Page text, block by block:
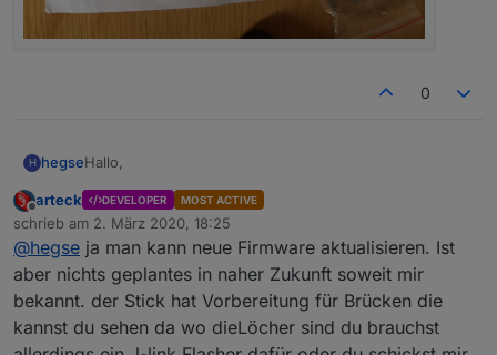
0
H hegseHallo,
nutze momentan auch noch den CC2531 Stick. Läuft
soweit. Wie schaut es bei dem neuen Stick in Zukunft
aus? Kann ich eventuelle Firmware Updates selbst
installieren?
Gruß Hegse
Offline
arteck DEVELOPER MOST ACTIVE
schrieb am 2. März 2020, 18:25
zuletzt editiert von
@hegse ja man kann neue Firmware aktualisieren. Ist
aber nichts geplantes in naher Zukunft soweit mir
bekannt. der Stick hat Vorbereitung für Brücken die
kannst du sehen da wo dieLöcher sind du brauchst